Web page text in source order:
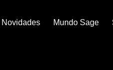
Novidades Mundo Sage